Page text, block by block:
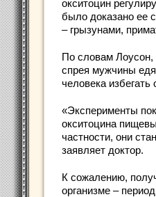
окситоцин
было доказано ее
– грызунами,
По словам Лоусон,
спрея мужчины
человека
«Эксперименты
окситоцина
частности, они
заявляет доктор.
К сожалению,
организме –